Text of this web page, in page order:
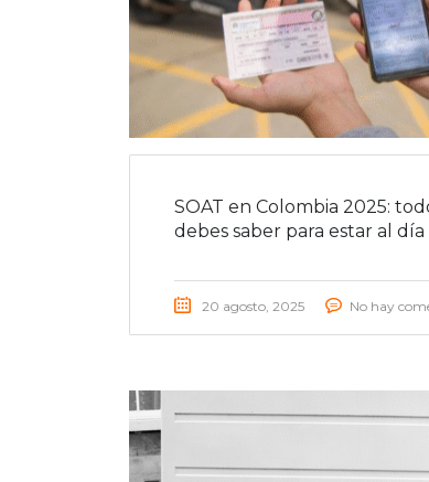
SOAT en Colombia 2025:
debes saber para estar al día
20 agosto, 2025 No hay